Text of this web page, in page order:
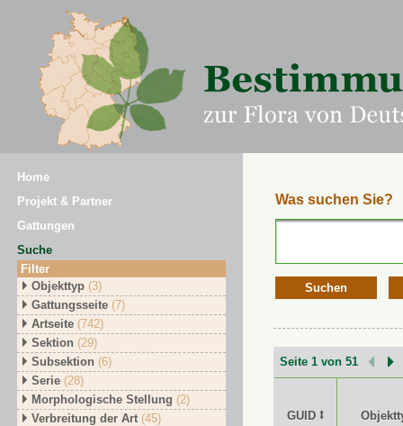
Home
Projekt & Partner
Gattungen
Suche
Filter
Objekttyp (3)
Gattungsseite (7)
Artseite (742)
Sektion (29)
Subsektion (6)
Serie (28)
Morphologische Stellung (2)
Verbreitung der Art (45)
Was suchen Sie?
Suchen
Seite 1 von 51
GUID ⭥